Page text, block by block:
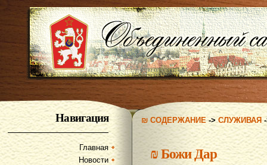
Навигация
Главная
Новости
₪ СОДЕРЖАНИЕ->СЛУЖИВАЯ
₪Божи Дар